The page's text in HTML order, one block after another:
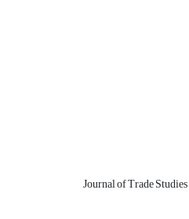
Journal of Trade